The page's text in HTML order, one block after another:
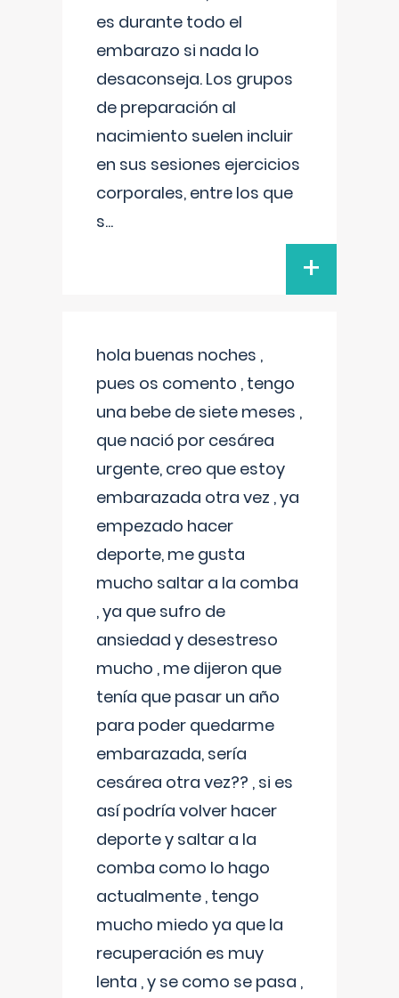
es durante todo el
embarazo si nada lo
desaconseja. Los grupos
de preparación al
nacimiento suelen incluir
en sus sesiones ejercicios
corporales, entre los que
s...
+
hola buenas noches ,
pues os comento , tengo
una bebe de siete meses ,
que nació por cesárea
urgente, creo que estoy
embarazada otra vez , ya
empezado hacer
deporte, me gusta
mucho saltar a la comba
, ya que sufro de
ansiedad y desestreso
mucho , me dijeron que
tenía que pasar un año
para poder quedarme
embarazada, sería
cesárea otra vez?? , si es
así podría volver hacer
deporte y saltar a la
comba como lo hago
actualmente , tengo
mucho miedo ya que la
recuperación es muy
lenta , y se como se pasa ,